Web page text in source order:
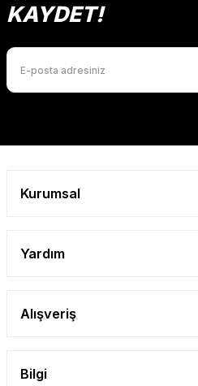
Ürün bilgilerinde hatalar bulunuyor.
KAYDET!
Kurumsal
Yardım
Alışveriş
Bilgi